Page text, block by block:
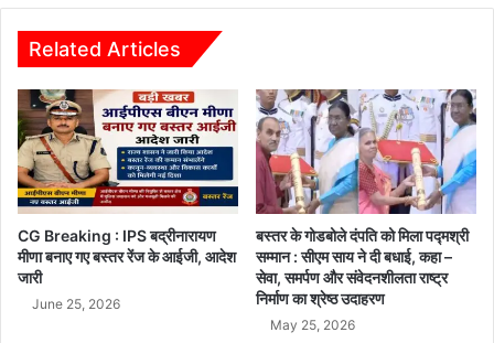
मातRelated Articles
CG Breaking : IPS बद्रीनारायण
मीणा बनाए गए बस्तर रेंज के आईजी, आदेश
जारी
June 25, 2026
बस्तर के गोडबोले दंपति को मिला पद्मश्री
सम्मान : सीएम साय ने दी बधाई, कहा –
सेवा, समर्पण और संवेदनशीलता राष्ट्र
निर्माण का श्रेष्ठ उदाहरण
May 25, 2026